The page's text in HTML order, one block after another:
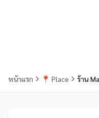
หน้าแรก 📍 Place ร้าน